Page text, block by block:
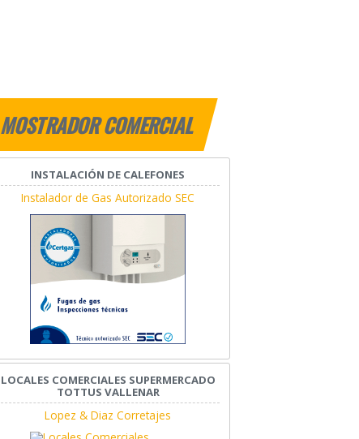
MOSTRADOR COMERCIAL
INSTALACIÓN DE CALEFONES
Instalador de Gas Autorizado SEC
LOCALES COMERCIALES SUPERMERCADO
TOTTUS VALLENAR
Lopez & Diaz Corretajes